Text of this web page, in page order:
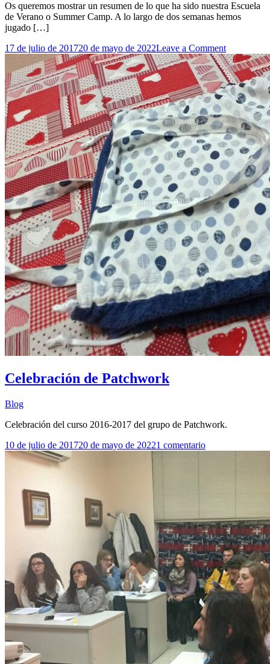
Os queremos mostrar un resumen de lo que ha sido nuestra Escuela
de Verano o Summer Camp. A lo largo de dos semanas hemos
jugado […]
17 de julio de 201720 de mayo de 2022Leave a Commenton
Summer
Camp
2017
Celebración de Patchwork
Blog
Celebración del curso 2016-2017 del grupo de Patchwork.
10 de julio de 201720 de mayo de 20221 comentarioen